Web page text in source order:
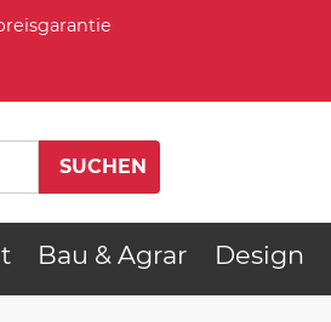
Bau & Agrar Design